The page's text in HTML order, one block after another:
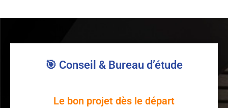
🎯 Conseil & Bureau d’étude
Le bon projet dès le départ